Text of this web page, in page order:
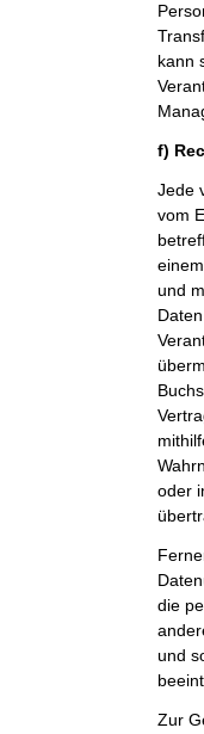
kann
f)
Jede
vom
und
oder
die
und
Zur